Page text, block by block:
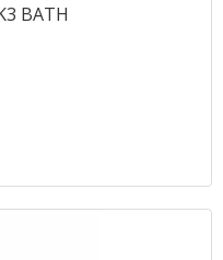
BATH